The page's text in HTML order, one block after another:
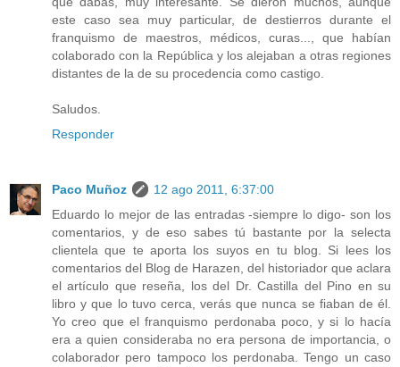
este caso sea muy particular, de destierros durante el
franquismo de maestros, médicos, curas..., que habían
colaborado con la República y los alejaban a otras regiones
distantes de la de su procedencia como castigo.
Saludos.
Responder
Paco Muñoz
12 ago 2011, 6:37:00
Eduardo lo mejor de las entradas -siempre lo digo- son los
comentarios, y de eso sabes tú bastante por la selecta
clientela que te aporta los suyos en tu blog. Si lees los
comentarios del Blog de Harazen, del historiador que aclara
el artículo que reseña, los del Dr. Castilla del Pino en su
libro y que lo tuvo cerca, verás que nunca se fiaban de él.
Yo creo que el franquismo perdonaba poco, y si lo hacía
era a quien consideraba no era persona de importancia, o
colaborador pero tampoco los perdonaba. Tengo un caso